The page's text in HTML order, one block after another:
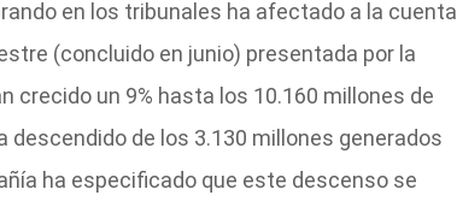
en los tribunales ha afectado a la cuenta
(concluido en junio) presentada por la
crecido un 9% hasta los 10.160 millones de
de los 3.130 millones generados
ha especificado que este descenso se